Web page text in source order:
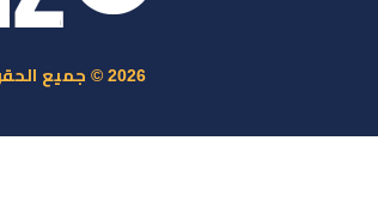
2026 © جميع الحقوق محفوظة